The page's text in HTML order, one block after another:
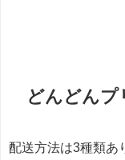
どんどんプ
配送方法は3種類あ